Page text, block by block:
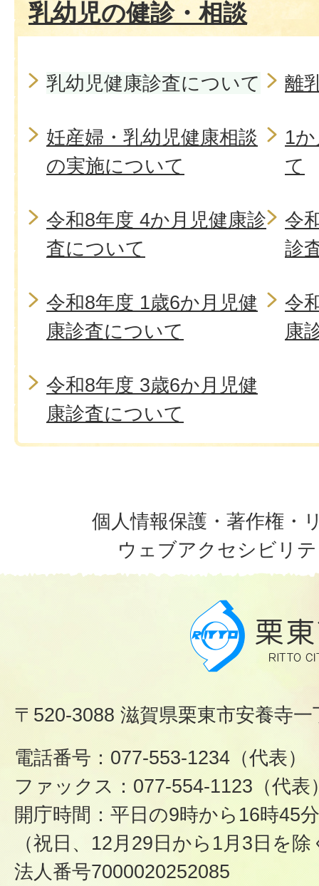
乳幼児の健診・相談
乳幼児健康診査について 離
妊産婦・乳幼児健康相談
の実施について
1
て
令和8年度 4か月児健康診
査について
令
診
令和8年度 1歳6か月児健
康診査について
令
康
令和8年度 3歳6か月児健
康診査について
個人情報保護・著作権・
ウェブアクセシビリ
〒520-3088 滋賀県栗東市安養寺
電話番号：077-553-1234（代表）
ファックス：077-554-1123（代表
開庁時間：平日の9時から16時45分
（祝日、12月29日から1月3日を除
法人番号7000020252085